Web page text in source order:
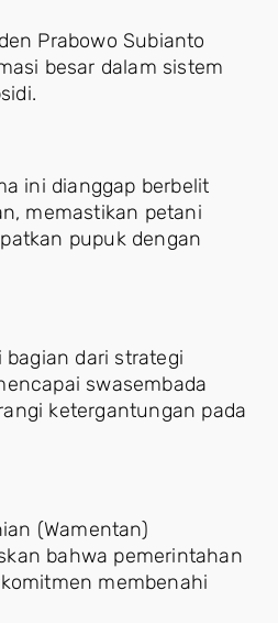
Prabowo Subianto
besar dalam sistem
ini dianggap berbelit
memastikan petani
pupuk dengan
dari strategi
swasembada
ketergantungan pada
(Wamentan)
bahwa pemerintahan
membenahi